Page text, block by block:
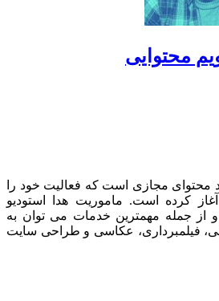
محتوایی
محتوای مجازی است که فعالیت خود را
مشهد آغاز کرده است. ماموریت هدا استودیو
از جمله مهمترین خدمات می توان به
فیلمبرداری، عکاسی و طراحی سایت